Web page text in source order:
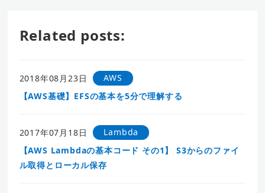
Related posts:
2018年08月23日
AWS
【AWS基礎】EFSの基本を5分で理解する
2017年07月18日
Lambda
【AWS Lambdaの基本コード その1】 S3からのファイ
ル取得とローカル保存